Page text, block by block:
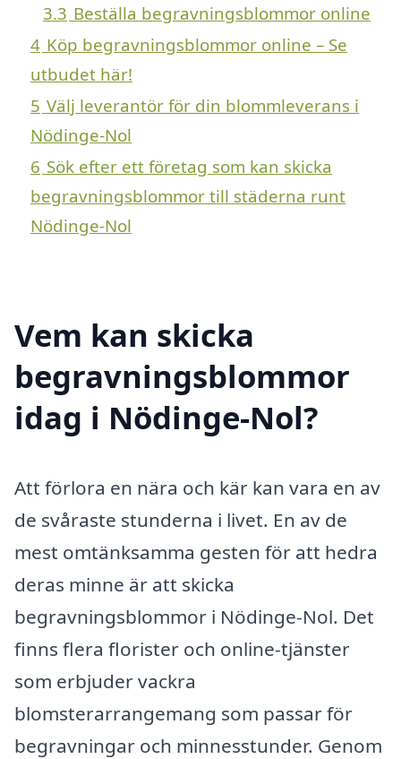
3.3 Beställa begravningsblommor online
4 Köp begravningsblommor online – Se
utbudet här!
5 Välj leverantör för din blommleverans i
Nödinge-Nol
6 Sök efter ett företag som kan skicka
begravningsblommor till städerna runt
Nödinge-Nol
Vem kan skicka
begravningsblommor
idag i Nödinge-Nol?
Att förlora en nära och kär kan vara en av
de svåraste stunderna i livet. En av de
mest omtänksamma gesten för att hedra
deras minne är att skicka
begravningsblommor i Nödinge-Nol. Det
finns flera florister och online-tjänster
som erbjuder vackra
blomsterarrangemang som passar för
begravningar och minnesstunder. Genom